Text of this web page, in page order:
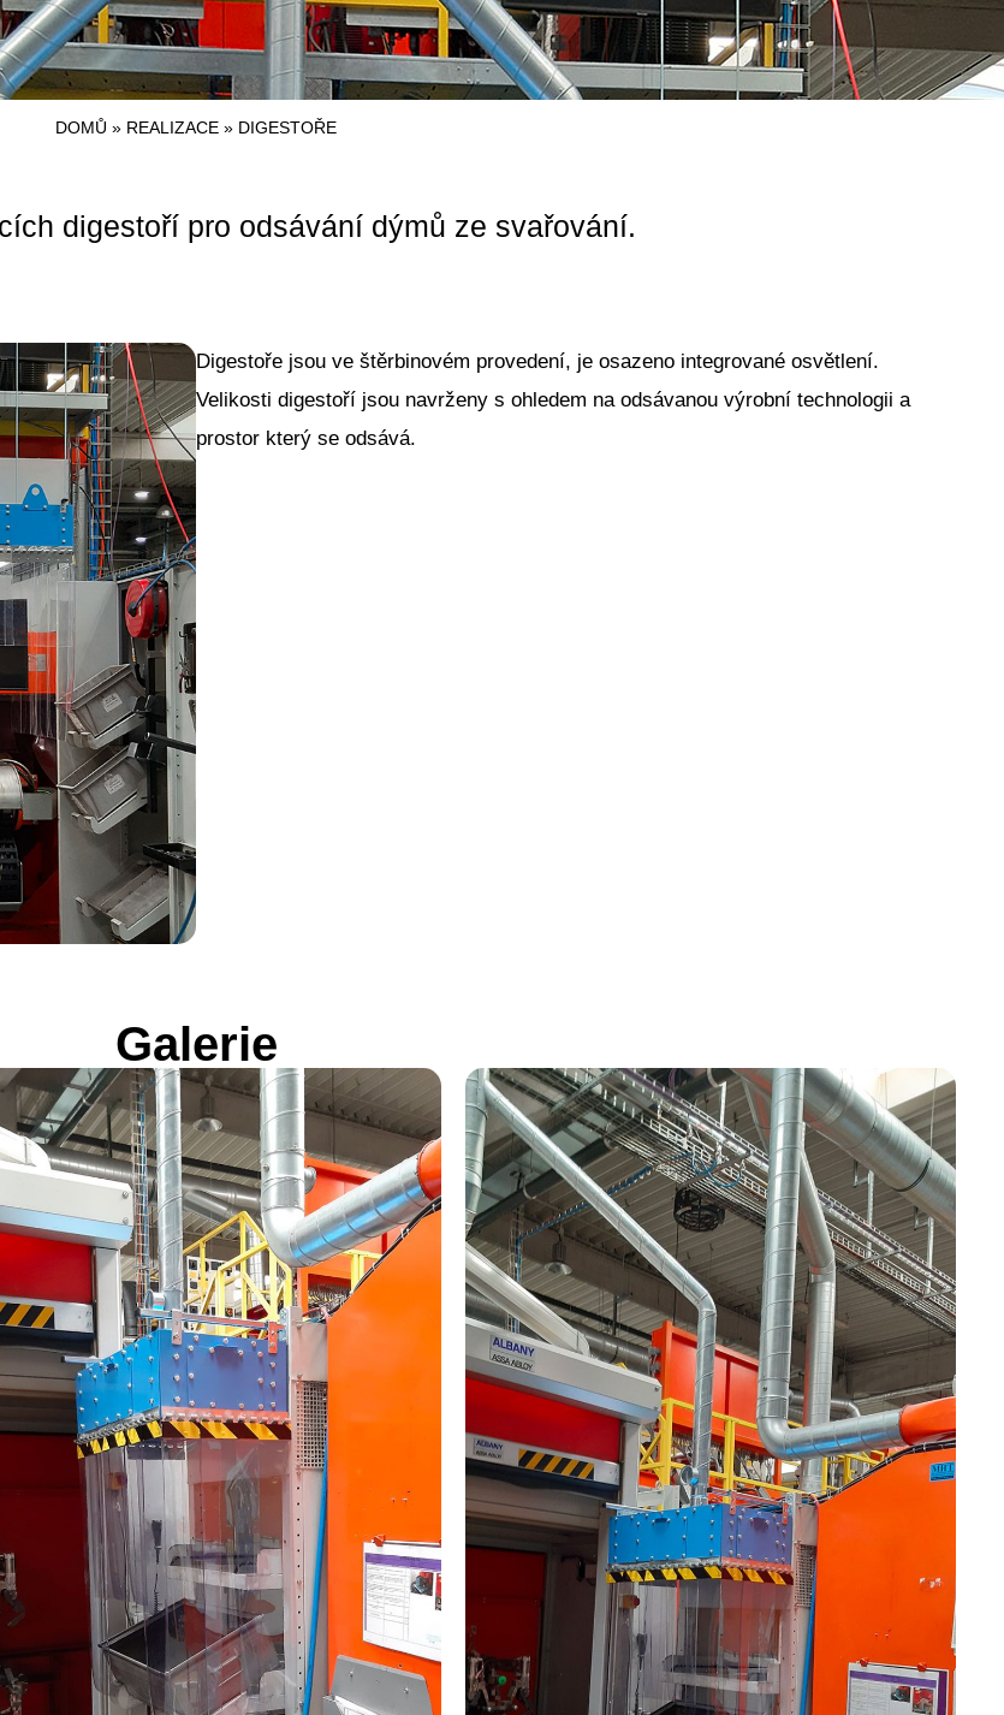
DOMŮ » REALIZACE » DIGESTOŘE
digestoří pro odsávání dýmů ze svařování.
Digestoře jsou ve štěrbinovém provedení, je osazeno integrované osvětlení.
Velikosti digestoří jsou navrženy s ohledem na odsávanou výrobní technologii a
prostor který se odsává.
Galerie